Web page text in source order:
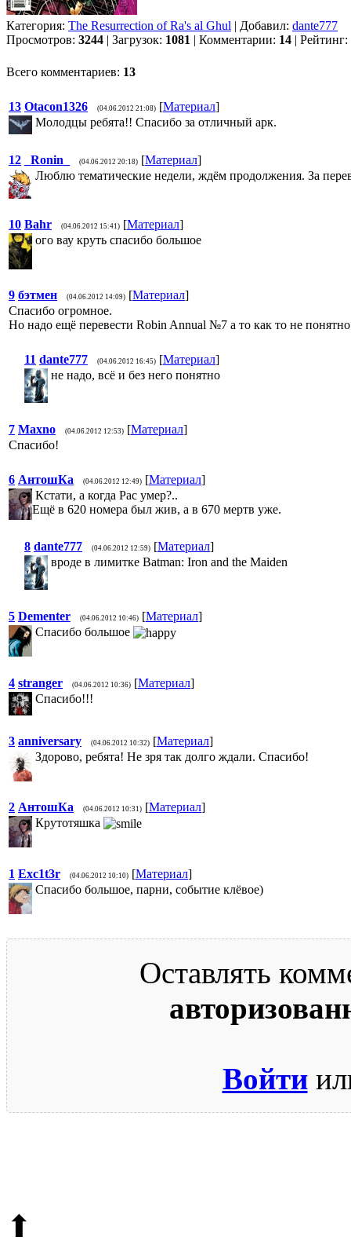
Категория: The Resurrection of Ra's al Ghul | Добавил: dante777
Просмотров: 3244 | Загрузок: 1081 | Комментарии: 14 | Рейтинг:
Всего комментариев: 13
13 Otacon1326 (04.06.2012 21:08) [Материал]
Молодцы ребята!! Спасибо за отличный арк.
12 _Ronin_ (04.06.2012 20:18) [Материал]
Люблю тематические недели, ждём продолжения. За
10 Bahr (04.06.2012 15:41) [Материал]
ого вау круть спасибо большое
9 бэтмен (04.06.2012 14:09) [Материал]
Спасибо огромное.
Но надо ещё перевести Robin Annual №7 а то как то не понятно
11 dante777 (04.06.2012 16:45) [Материал]
не надо, всё и без него понятно
7 Maxno (04.06.2012 12:53) [Материал]
Спасибо!
6 АнтошКа (04.06.2012 12:49) [Материал]
Кстати, а когда Рас умер?..
Ещё в 620 номера был жив, а в 670 мертв уже.
8 dante777 (04.06.2012 12:59) [Материал]
вроде в лимитке Batman: Iron and the Maiden
5 Dementer (04.06.2012 10:46) [Материал]
Спасибо большое
4 stranger (04.06.2012 10:36) [Материал]
Спасибо!!!
3 anniversary (04.06.2012 10:32) [Материал]
Здорово, ребята! Не зря так долго ждали. Спасибо!
2 АнтошКа (04.06.2012 10:31) [Материал]
Крутотяшка
1 Exc1t3r (04.06.2012 10:10) [Материал]
Cпасибо большое, парни, событие клёвое)
Оставлять
Войти
⬆